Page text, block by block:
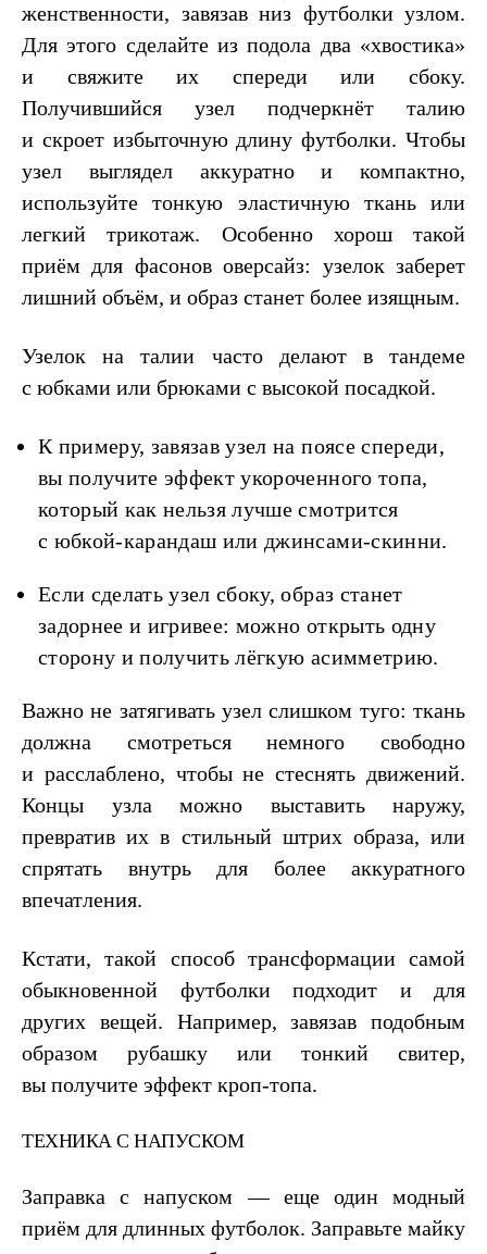
женственности, завязав низ футболки узлом.
Для этого сделайте из подола два «хвостика»
и свяжите их спереди или сбоку.
Получившийся узел подчеркнёт талию
и скроет избыточную длину футболки. Чтобы
узел выглядел аккуратно и компактно,
используйте тонкую эластичную ткань или
легкий трикотаж. Особенно хорош такой
приём для фасонов оверсайз: узелок заберет
лишний объём, и образ станет более изящным.
Узелок на талии часто делают в тандеме
с юбками или брюками с высокой посадкой.
К примеру, завязав узел на поясе спереди,
вы получите эффект укороченного топа,
который как нельзя лучше смотрится
с юбкой-карандаш или джинсами-скинни.
Если сделать узел сбоку, образ станет
задорнее и игривее: можно открыть одну
сторону и получить лёгкую асимметрию.
Важно не затягивать узел слишком туго: ткань
должна смотреться немного свободно
и расслаблено, чтобы не стеснять движений.
Концы узла можно выставить наружу,
превратив их в стильный штрих образа, или
спрятать внутрь для более аккуратного
впечатления.
Кстати, такой способ трансформации самой
обыкновенной футболки подходит и для
других вещей. Например, завязав подобным
образом рубашку или тонкий свитер,
вы получите эффект кроп-топа.
ТЕХНИКА С НАПУСКОМ
Заправка с напуском — еще один модный
приём для длинных футболок. Заправьте майку